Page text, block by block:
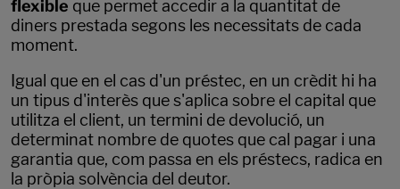
flexible que permet accedir a la quantitat de
diners prestada segons les necessitats de cada
moment.
Igual que en el cas d'un préstec, en un crèdit hi ha
un tipus d'interès que s'aplica sobre el capital que
utilitza el client, un termini de devolució, un
determinat nombre de quotes que cal pagar i una
garantia que, com passa en els préstecs, radica en
la pròpia solvència del deutor.